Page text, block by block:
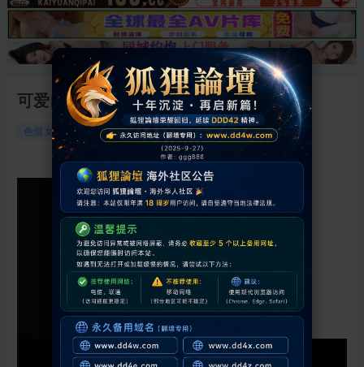
可爱的中国人妖
色假女人 10213 0 2026-6-18 01:03:03